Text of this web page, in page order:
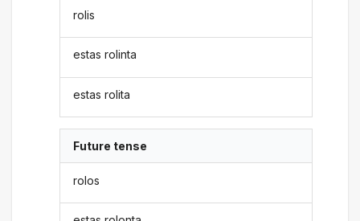
rolis
estas rolinta
estas rolita
Future tense
rolos